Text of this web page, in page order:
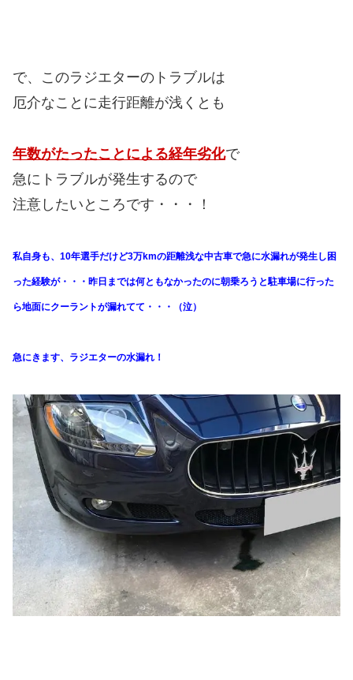
で、このラジエターのトラブルは
厄介なことに走行距離が浅くとも
年数がたったことによる経年劣化で
急にトラブルが発生するので
注意したいところです・・・！
私自身も、10年選手だけど3万kmの距離浅な中古車で急に水漏れが発生し困
った経験が・・・昨日までは何ともなかったのに朝乗ろうと駐車場に行った
ら地面にクーラントが漏れてて・・・（泣）
急にきます、ラジエターの水漏れ！